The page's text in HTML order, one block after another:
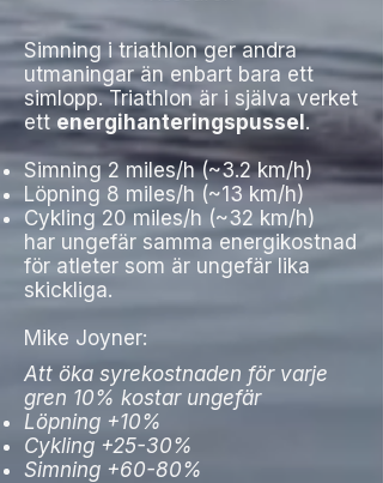
Simning i triathlon ger andra
utmaningar än enbart bara ett
simlopp. Triathlon är i själva verket
ett energihanteringspussel .
Simning 2 miles/h (~3.2 km/h)
Löpning 8 miles/h (~13 km/h)
Cykling 20 miles/h (~32 km/h)
har ungefär samma energikostnad
för atleter som är ungefär lika
skickliga.
Mike Joyner:
Att öka syrekostnaden för varje
gren 10% kostar ungefär
Löpning +10%
Cykling +25-30%
Simning +60-80%